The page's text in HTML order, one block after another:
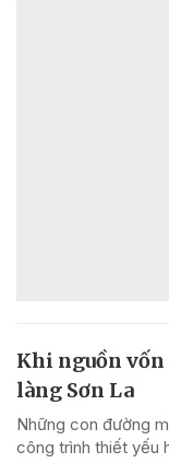
Khi nguồn vốn
làng Sơn La
Những con đường
công trình thiết yếu